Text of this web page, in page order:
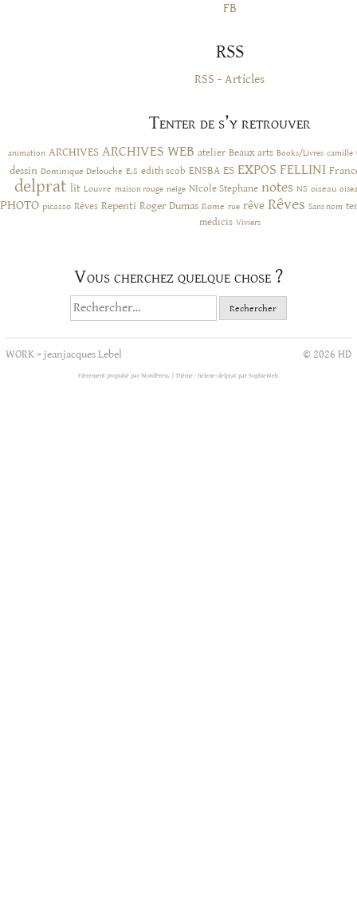
FB
RSS
RSS - Articles
Tenter de s’y retrouver
animation ARCHIVES ARCHIVES WEB atelier Beaux arts Books/Livres camille
dessin Dominique Delouche E.S edith scob ENSBA ES EXPOS FELLINI
delprat lit Louvre maison rouge neige NIcole Stephane notes NS oiseau
PHOTO picasso Rêves Repenti Roger Dumas Rome rue rêve Rêves Sans nom
medicis Viviers
Vous cherchez quelque chose ?
Rechercher :
WORK> jeanjacques Lebel © 2026 HD
Fièrement propulsé par WordPress. Thème : helene-delprat par SophieWeb.